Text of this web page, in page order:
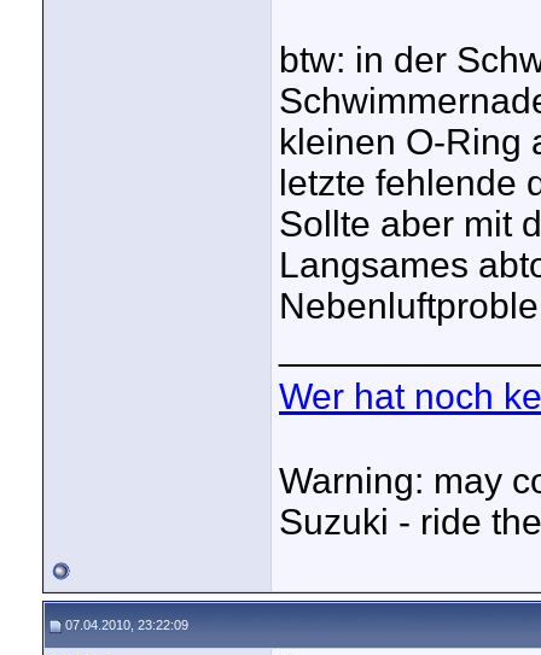
btw: in der
kleinen O-Ring
letzte fehlende
Sollte aber mit
Langsames
Wer hat noch
Warning: may
Suzuki - ride
07.04.2010, 23:22:09